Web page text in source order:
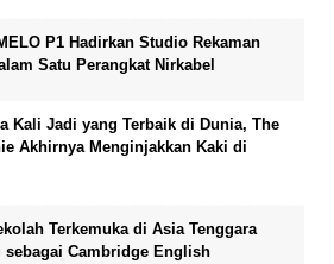
P1 Hadirkan Studio Rekaman
Satu Perangkat Nirkabel
Kali Jadi yang Terbaik di Dunia, The
Akhirnya Menginjakkan Kaki di
Terkemuka di Asia Tenggara
sebagai Cambridge English